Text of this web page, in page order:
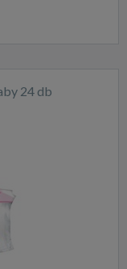
24 db